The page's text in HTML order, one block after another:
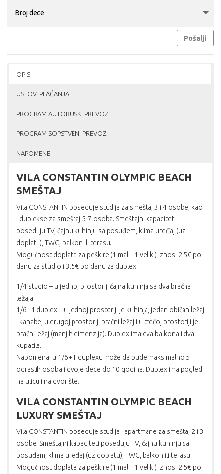
Pošalji
OPIS
USLOVI PLAĆANJA
PROGRAM AUTOBUSKI PREVOZ
PROGRAM SOPSTVENI PREVOZ
NAPOMENE
VILA CONSTANTIN OLYMPIC BEACH
SMEŠTAJ
Vila CONSTANTIN poseduje studija za smeštaj 3 i 4 osobe, kao
i duplekse za smeštaj 5-7 osoba. Smeštajni kapaciteti
poseduju TV, čajnu kuhinju sa posuđem, klima uređaj (uz
doplatu), TWC, balkon ili terasu.
Mogućnost doplate za peškire (1 mali i 1 veliki) iznosi 2.5€ po
danu za studio i 3.5€ po danu za duplex.
1/4 studio – u jednoj prostoriji čajna kuhinja sa dva bračna
ležaja.
1/6+1 duplex – u jednoj prostoriji je kuhinja, jedan običan ležaj
i kanabe, u drugoj prostoriji bračni ležaj i u trećoj prostoriji je
bračni ležaj (manjih dimenzija). Duplex ima dva balkona i dva
kupatila.
Napomena: u 1/6+1 duplexu može da bude maksimalno 5
odraslih osoba i dvoje dece do 10 godina. Duplex ima pogled
na ulicu i na dvorište.
VILA CONSTANTIN OLYMPIC BEACH
LUXURY SMEŠTAJ
Vila CONSTANTIN poseduje studija i apartmane za smeštaj 2 i 3
osobe. Smeštajni kapaciteti poseduju TV, čajnu kuhinju sa
posuđem, klima uređaj (uz doplatu), TWC, balkon ili terasu.
Mogućnost doplate za peškire (1 mali i 1 veliki) iznosi 2.5€ po